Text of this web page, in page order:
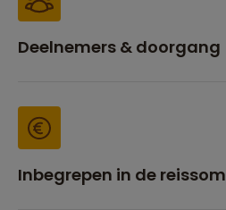
Deelnemers & doorgang
Inbegrepen in de reissom